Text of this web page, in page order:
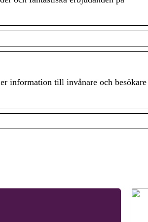
information till invånare och besökare